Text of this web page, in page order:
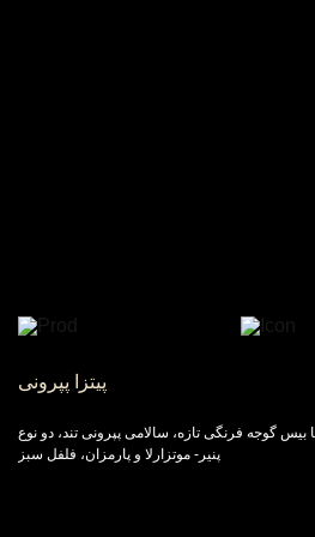
پیتزا پپرونی
بیس گوجه فرنگی تازه، سالامی پپرونی تند، دو نوع
پنیر- موتزارلا و پارمزان، فلفل سبز